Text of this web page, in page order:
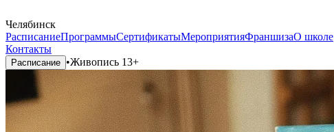
Челябинск
РасписаниеПрограммыСертификатыМероприятияФраншизаО школе
Контакты
Расписание •Живопись 13+